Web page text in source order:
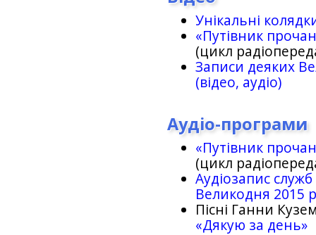
Унікальні
«Путівник
(цикл
Записи деяких
(відео, аудіо)
Аудіо-програми
«Путівник
(цикл
Аудіозапис
Великодня 2015
Пісні Ганни
«Дякую за день»